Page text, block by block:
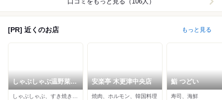
[PR] 近くのお店 もっと見る
しゃぶしゃぶ温野菜
袖ヶ浦店
安楽亭 木更津中央店
焼肉、ホルモン、韓国料理
鮨 つどい
寿司、海鮮